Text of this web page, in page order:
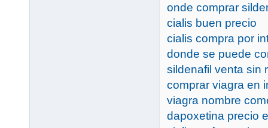
onde comprar
cialis buen precio
cialis compra por
donde se puede
sildenafil venta sin
comprar viagra en
viagra nombre
dapoxetina precio